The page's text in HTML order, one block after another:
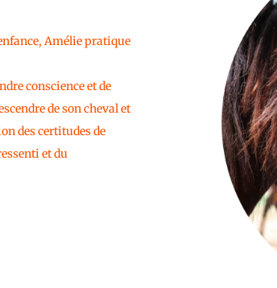
Amélie pratique
conscience et de
de son cheval et
des certitudes de
et du